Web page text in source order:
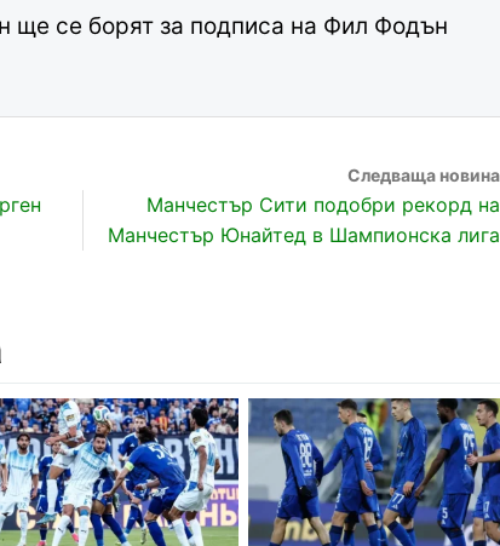
ще се борят за подписа на Фил Фодън
Манчестър Сити подобри рекорд на
Манчестър Юнайтед в Шампионска лига